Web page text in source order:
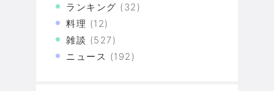
ランキング (32)
料理 (12)
雑談 (527)
ニュース (192)